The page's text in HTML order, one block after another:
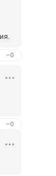
–0
–0